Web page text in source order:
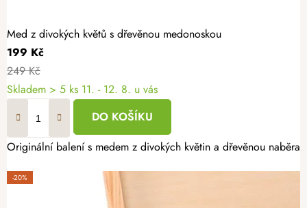
Med z divokých květů s dřevěnou medonoskou
199 Kč
249 Kč
Skladem > 5 ks 11. - 12. 8. u vás
DO KOŠÍKU
Originální balení s medem z divokých květin a dřevěnou
-20%